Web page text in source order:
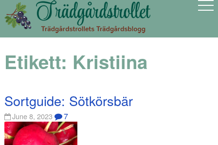
Etikett: Kristiina
Sortguide: Sötkörsbär
June 8, 2023 7